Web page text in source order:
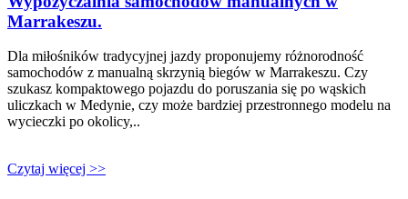
Marrakeszu.
Dla miłośników tradycyjnej jazdy proponujemy różnorodność
samochodów z manualną skrzynią biegów w Marrakeszu. Czy
szukasz kompaktowego pojazdu do poruszania się po wąskich
uliczkach w Medynie, czy może bardziej przestronnego modelu na
wycieczki po okolicy,..
Czytaj więcej >>